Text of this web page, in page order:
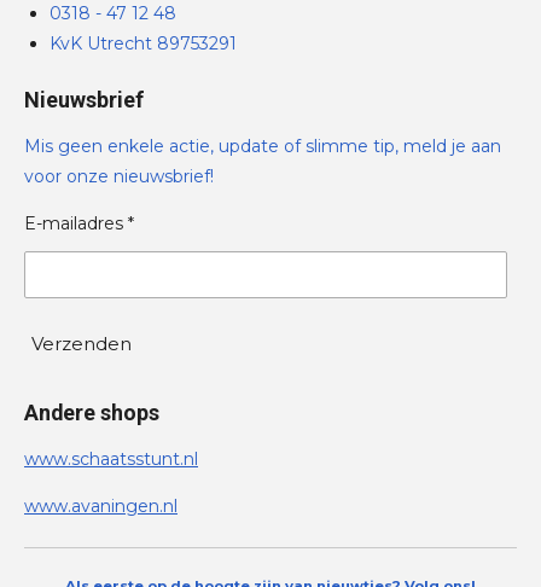
0318 - 47 12 48
KvK Utrecht 89753291
Nieuwsbrief
Mis geen enkele actie, update of slimme tip, meld je aan
voor onze nieuwsbrief!
E-mailadres *
Verzenden
Andere shops
www.schaatsstunt.nl
www.avaningen.nl